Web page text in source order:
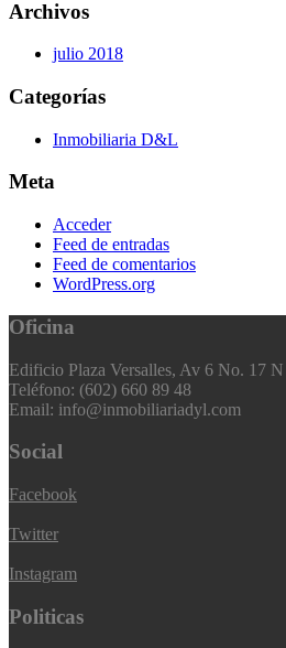
Archivos
julio 2018
Categorías
Inmobiliaria D&L
Meta
Acceder
Feed de entradas
Feed de comentarios
WordPress.org
Oficina
Edificio Plaza Versalles, Av 6 No. 17
Teléfono: (602) 660 89 48
Email: info@inmobiliariadyl.com
Social
Facebook
Twitter
Instagram
Politicas